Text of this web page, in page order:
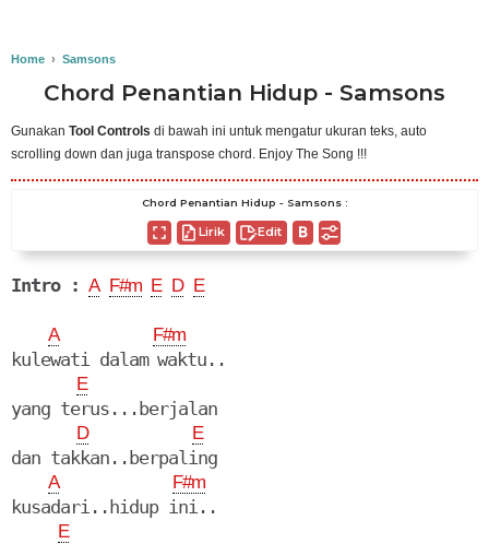
Home › Samsons
Chord Penantian Hidup - Samsons
Gunakan Tool Controls di bawah ini untuk mengatur ukuran teks, auto
scrolling down dan juga transpose chord. Enjoy The Song !!!
Chord Penantian Hidup - Samsons :
Lirik Edit
Intro : A F#m E D E
A F#m
kulewati dalam waktu..
E
yang terus...berjalan
D E
dan takkan..berpaling
A F#m
kusadari..hidup ini..
E